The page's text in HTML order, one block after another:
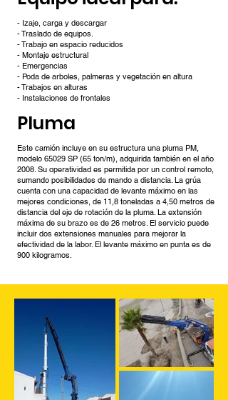
- Izaje, carga y descargar
- Traslado de equipos.
- Trabajo en espacio reducidos
- Montaje estructural
- Emergencias
- Poda de arboles, palmeras y vegetación en altura
- Trabajos en alturas
- Instalaciones de frontales
Pluma
Este camión incluye en su estructura una pluma PM,
modelo 65029 SP (65 ton/m), adquirida también en el año
2008. Su operatividad es permitida por un control remoto,
sumando posibilidades de mando a distancia. La grúa
cuenta con una capacidad de levante máximo en las
mejores condiciones, de 11,8 toneladas a 4,50 metros de
distancia del eje de rotación de la pluma. La extensión
máxima de su brazo es de 26 metros. El servicio puede
incluir dos extensiones manuales para mejorar la
efectividad de la labor. El levante máximo en punta es de
900 kilogramos.